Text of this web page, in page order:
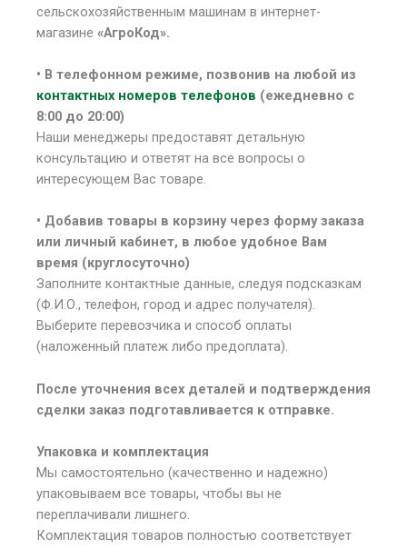
сельскохозяйственным машинам в интернет-
магазине «АгроКод».
• В телефонном режиме, позвонив на любой из
контактных номеров телефонов (ежедневно с
8:00 до 20:00)
Наши менеджеры предоставят детальную
консультацию и ответят на все вопросы о
интересующем Вас товаре.
• Добавив товары в корзину через форму заказа
или личный кабинет, в любое удобное Вам
время (круглосуточно)
Заполните контактные данные, следуя подсказкам
(Ф.И.О., телефон, город и адрес получателя).
Выберите перевозчика и способ оплаты
(наложенный платеж либо предоплата).
После уточнения всех деталей и подтверждения
сделки заказ подготавливается к отправке.
Упаковка и комплектация
Мы самостоятельно (качественно и надежно)
упаковываем все товары, чтобы вы не
переплачивали лишнего.
Комплектация товаров полностью соответствует